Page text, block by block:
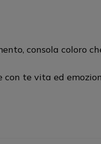
consola coloro
con te vita ed